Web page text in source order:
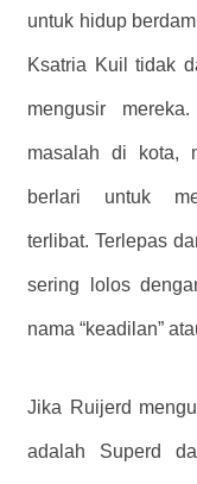
untuk hidup
Ksatria Kuil tidak
mengusir
masalah di kota,
berlari untuk
terlibat. Terlepas
sering lolos
nama “keadilan”
Jika Ruijerd
adalah Superd